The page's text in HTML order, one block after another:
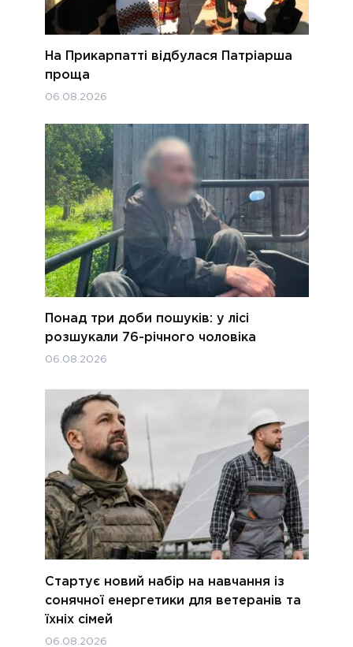
На Прикарпатті відбулася Патріарша
проща
06.08.2026
Понад три доби пошуків: у лісі
розшукали 76-річного чоловіка
06.08.2026
Стартує новий набір на навчання із
сонячної енергетики для ветеранів та
їхніх сімей
06.08.2026